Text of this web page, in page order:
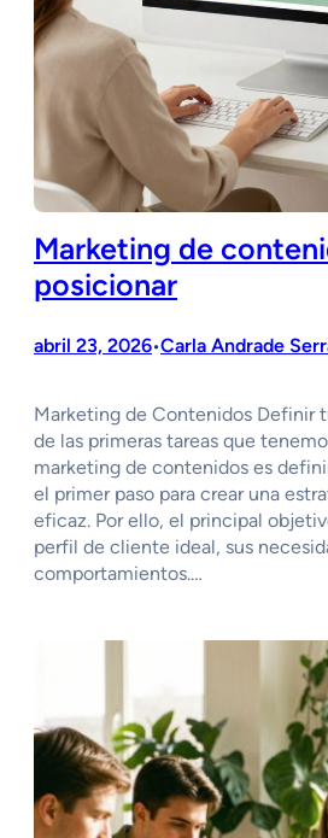
Marketing de
posicionar
abril 23, 2026•Carla Andrade
Marketing de Contenidos Definir
de las primeras tareas que
marketing de contenidos es
el primer paso para crear una
eficaz. Por ello, el principal
perfil de cliente ideal, sus
comportamientos.…